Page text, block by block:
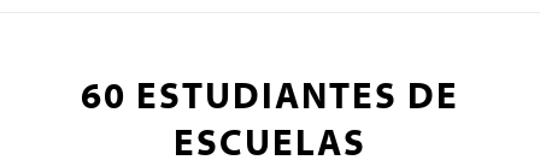
60 ESTUDIANTES DE
ESCUELAS